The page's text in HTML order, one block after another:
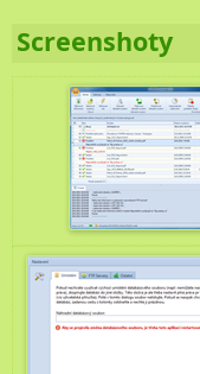
Screenshoty